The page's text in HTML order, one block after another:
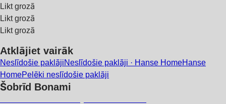
Likt grozā
Likt grozā
Likt grozā
Atklājiet vairāk
Neslīdošie paklājiNeslīdošie paklāji · Hanse HomeHanse
HomePelēki neslīdošie paklāji
Šobrīd Bonami